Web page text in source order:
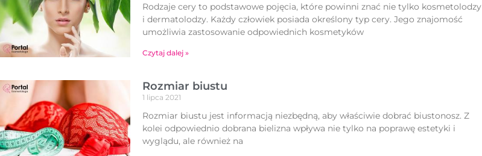
Rodzaje cery to podstawowe pojęcia, które powinni znać nie tylko kosmetolodzy
i dermatolodzy. Każdy człowiek posiada określony typ cery. Jego znajomość
umożliwia zastosowanie odpowiednich kosmetyków
Czytaj dalej »
Rozmiar biustu
1 lipca 2021
Rozmiar biustu jest informacją niezbędną, aby właściwie dobrać biustonosz. Z
kolei odpowiednio dobrana bielizna wpływa nie tylko na poprawę estetyki i
wyglądu, ale również na